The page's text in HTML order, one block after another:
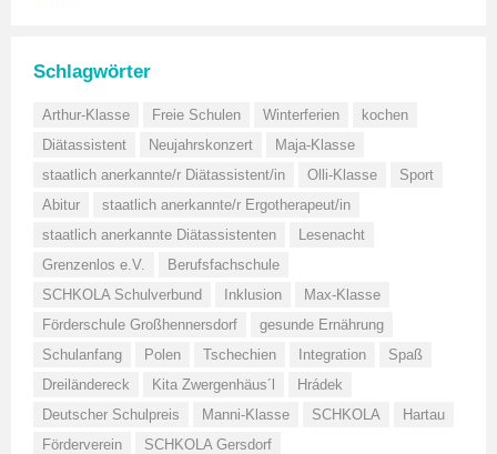
Schlagwörter
Arthur-Klasse Freie Schulen Winterferien
kochen
Diätassistent
Neujahrskonzert
Maja-Klasse
staatlich anerkannte/r Diätassistent/in
Olli-Klasse
Sport
Abitur
staatlich anerkannte/r Ergotherapeut/in
staatlich anerkannte Diätassistenten
Lesenacht
Grenzenlos e.V.
Berufsfachschule
SCHKOLA Schulverbund
Inklusion
Max-Klasse
Förderschule Großhennersdorf
gesunde Ernährung
Schulanfang
Polen Tschechien Integration
Spaß
Dreiländereck
Kita Zwergenhäus´l
Hrádek
Deutscher Schulpreis
Manni-Klasse SCHKOLA
Hartau
Förderverein
SCHKOLA Gersdorf